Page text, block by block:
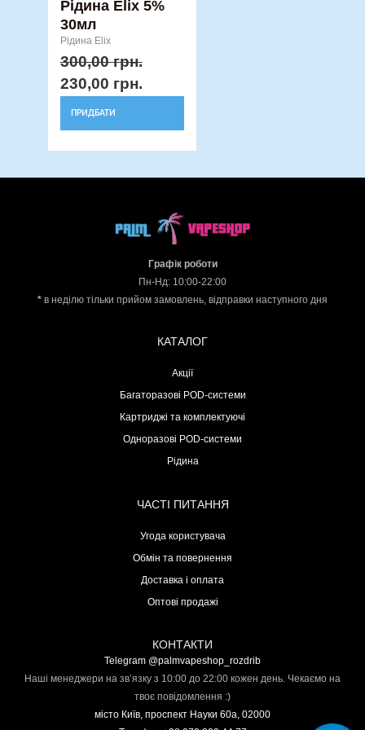
Рідина Elix 5%
30мл
Рідина Elix
300,00грн.
230,00 грн.
ПРИДБАТИ
Графік роботи
Пн-Нд: 10:00-22:00
* в неділю тільки прийом замовлень, відправки наступного дня
КАТАЛОГ
Акції
Багаторазові POD-системи
Картриджі та комплектуючі
Одноразові POD-системи
Рідина
ЧАСТІ ПИТАННЯ
Угода користувача
Обмін та повернення
Доставка і оплата
Оптові продажі
КОНТАКТИ
Telegram @palmvapeshop_rozdrib
Наші менеджери на зв’язку з 10:00 до 22:00 кожен день. Чекаємо на
твоє повідомлення :)
місто Київ, проспект Науки 60а, 02000